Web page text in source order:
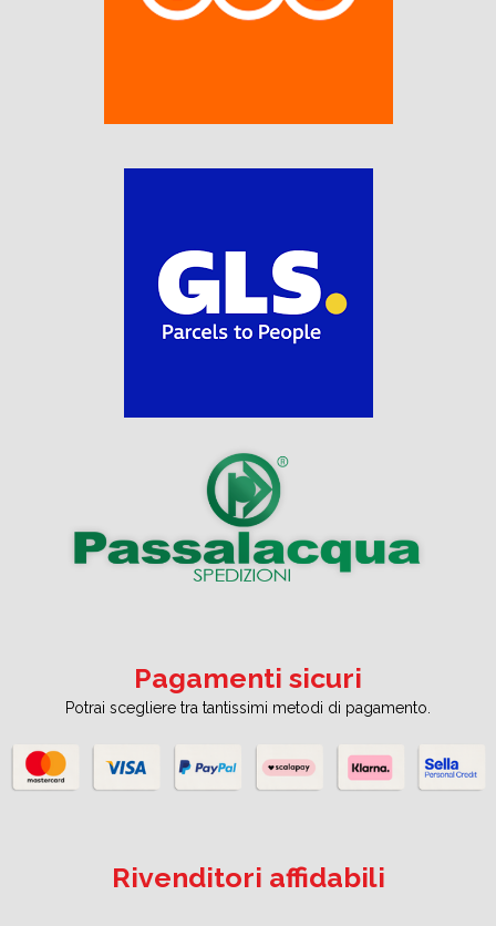
Pagamenti sicuri
Potrai scegliere tra tantissimi metodi di pagamento.
Rivenditori affidabili